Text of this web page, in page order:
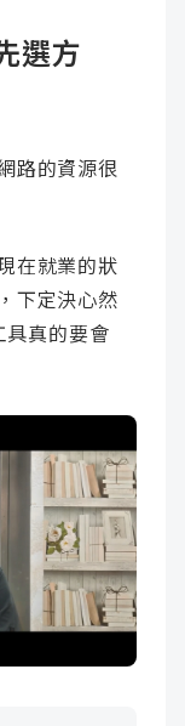
選方
路的資源很
在就業的狀
下定決心然
具真的要會